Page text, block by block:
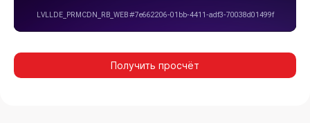
Получить просчёт